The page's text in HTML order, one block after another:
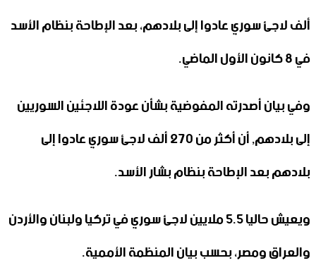
ألف لاجئ سوري عادوا إلى بلادهم، بعد الإطاحة بنظام الأسد
في 8 كانون الأول الماضي.
وفي بيان أصدرته المفوضية بشأن عودة اللاجئين السوريين
إلى بلادهم, أن أكثر من 270 ألف لاجئ سوري عادوا إلى
بلادهم بعد الإطاحة بنظام بشار الأسد.
ويعيش حاليا 5.5 ملايين لاجئ سوري في تركيا ولبنان والأردن
والعراق ومصر، بحسب بيان المنظمة الأممية.